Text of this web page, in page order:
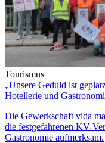
Tourismus
„Unsere Geduld ist
Hotellerie und
Die Gewerkschaft vida
die festgefahrenen KV-
Gastronomie aufmerksam.